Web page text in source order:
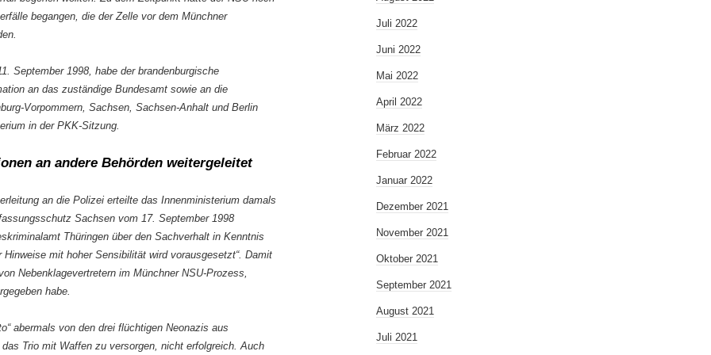
begangen, die der Zelle vor dem Münchner
September 1998, habe der brandenburgische
an das zuständige Bundesamt sowie an die
Vorpommern, Sachsen, Sachsen-Anhalt und Berlin
in der PKK-Sitzung.
an andere Behörden weitergeleitet
an die Polizei erteilte das Innenministerium damals
Sachsen vom 17. September 1998
Thüringen über den Sachverhalt in Kenntnis
Hinweise mit hoher Sensibilität wird vorausgesetzt“. Damit
Nebenklagevertretern im Münchner NSU-Prozess,
habe.
abermals von den drei flüchtigen Neonazis aus
Trio mit Waffen zu versorgen, nicht erfolgreich. Auch
Juli 2022
Juni 2022
Mai 2022
April 2022
März 2022
Februar 2022
Januar 2022
Dezember 2021
November 2021
Oktober 2021
September 2021
August 2021
Juli 2021